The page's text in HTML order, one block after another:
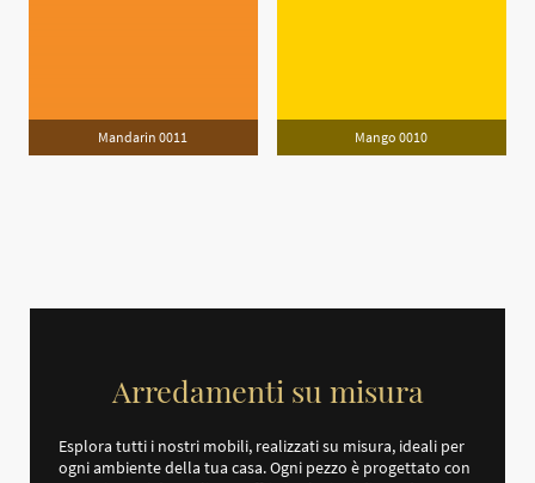
Mandarin 0011 Mango 0010
Arredamenti su misura
Esplora tutti i nostri mobili, realizzati su misura, ideali per
ogni ambiente della tua casa. Ogni pezzo è progettato con